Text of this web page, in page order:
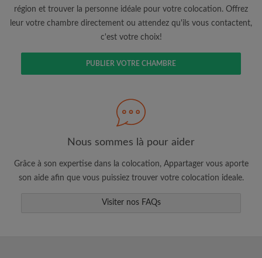
Je souhaite recevoir des offres exclusives et des mises à
Faites une recherche selon ce qui vous
semble important
Consultez les chambres et les profils des
Sauvegardez vos recherches
annonce correspondant à vos critères
région et trouver la personne idéale pour votre colocation. Offrez
leur votre chambre directement ou attendez qu'ils vous contactent,
c'est votre choix!
PUBLIER VOTRE CHAMBRE
Nous sommes là pour aider
Grâce à son expertise dans la colocation, Appartager vous aporte
son aide afin que vous puissiez trouver votre colocation ideale.
Visiter nos FAQs